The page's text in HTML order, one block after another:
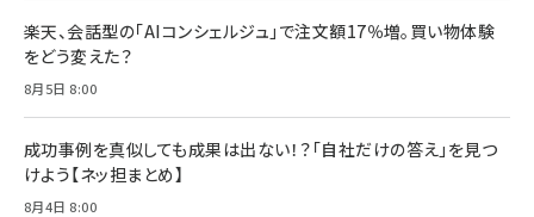
楽天、会話型の「AIコンシェルジュ」で注文額17％増。買い物体験
をどう変えた？
8月5日 8:00
成功事例を真似しても成果は出ない！？「自社だけの答え」を見つ
けよう【ネッ担まとめ】
8月4日 8:00